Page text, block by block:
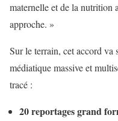
maternelle et de la nutrition
approche. »
Sur le terrain, cet accord va
médiatique massive et
tracé :
20 reportages grand